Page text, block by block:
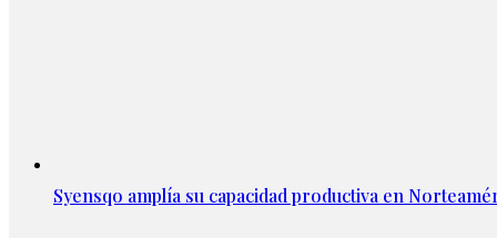
Syensqo amplía su capacidad productiva en